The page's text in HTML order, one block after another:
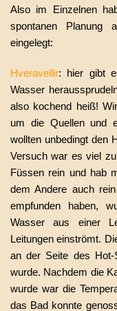
Also im Einzelnen
spontanen Planung
eingelegt:
Hveravellir: hier gibt
Wasser
also kochend heiß!
um die Quellen und
wollten unbedingt den
Versuch war es viel
Füssen rein und hab
dem Andere auch
empfunden haben,
Wasser aus einer
Leitungen einströmt.
an der Seite des
wurde. Nachdem die
wurde war die
das Bad konnte